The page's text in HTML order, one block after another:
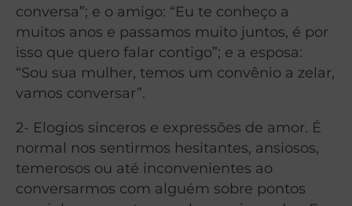
conversa”; e o amigo: “Eu te conheço a
muitos anos e passamos muito juntos, é por
isso que quero falar contigo”; e a esposa:
“Sou sua mulher, temos um convênio a zelar,
vamos conversar”.
2- Elogios sinceros e expressões de amor. É
normal nos sentirmos hesitantes, ansiosos,
temerosos ou até inconvenientes ao
conversarmos com alguém sobre pontos